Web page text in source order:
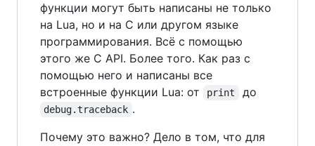
функции могут быть написаны не только
на Lua, но и на C или другом языке
программирования. Всё с помощью
этого же C API. Более того. Как раз с
помощью него и написаны все
встроенные функции Lua: от
print до
debug.traceback .
Почему это важно? Дело в том, что для